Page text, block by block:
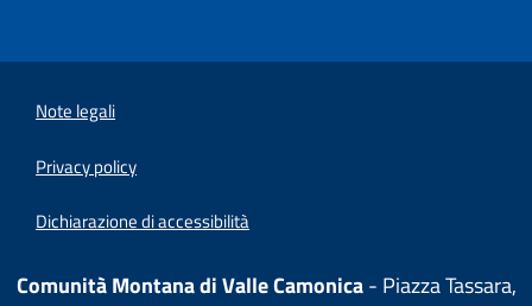
Note legali
Privacy policy
Dichiarazione di accessibilità
Comunità Montana di Valle Camonica- Piazza Tassara,